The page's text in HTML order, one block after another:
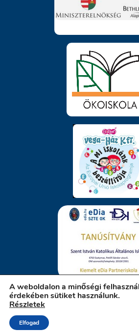
A weboldalon a minőségi
érdekében sütiket használunk.
Részletek
Elfogad